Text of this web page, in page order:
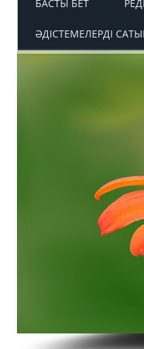
БАСТЫ БЕТ
ӘДІСТЕМЕЛЕРДІ